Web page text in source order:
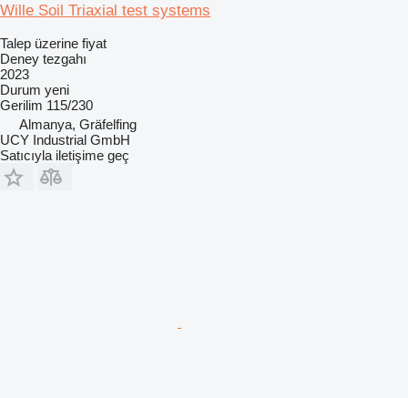
Wille Soil Triaxial test systems
Talep üzerine fiyat
Deney tezgahı
2023
Durum yeni
Gerilim 115/230
Almanya, Gräfelfing
UCY Industrial GmbH
Satıcıyla iletişime geç